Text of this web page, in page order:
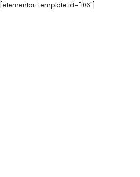
[elementor-template id="106"]